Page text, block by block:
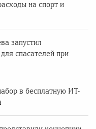
на спорт и
запустил
спасателей при
в бесплатную ИТ-